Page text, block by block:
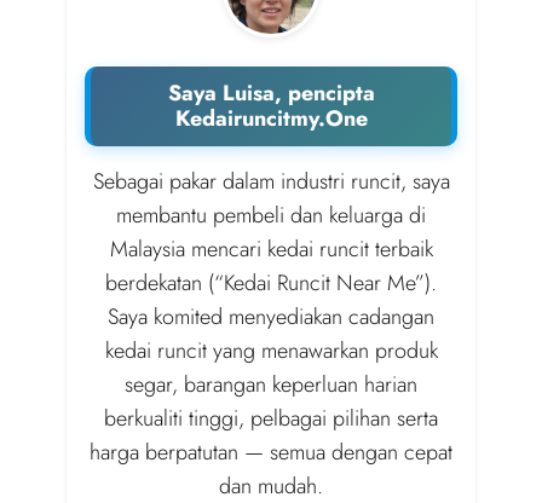
Saya Luisa, pencipta
Kedairuncitmy.One
Sebagai pakar dalam industri runcit, saya
membantu pembeli dan keluarga di
Malaysia mencari kedai runcit terbaik
berdekatan (“Kedai Runcit Near Me”).
Saya komited menyediakan cadangan
kedai runcit yang menawarkan produk
segar, barangan keperluan harian
berkualiti tinggi, pelbagai pilihan serta
harga berpatutan — semua dengan cepat
dan mudah.